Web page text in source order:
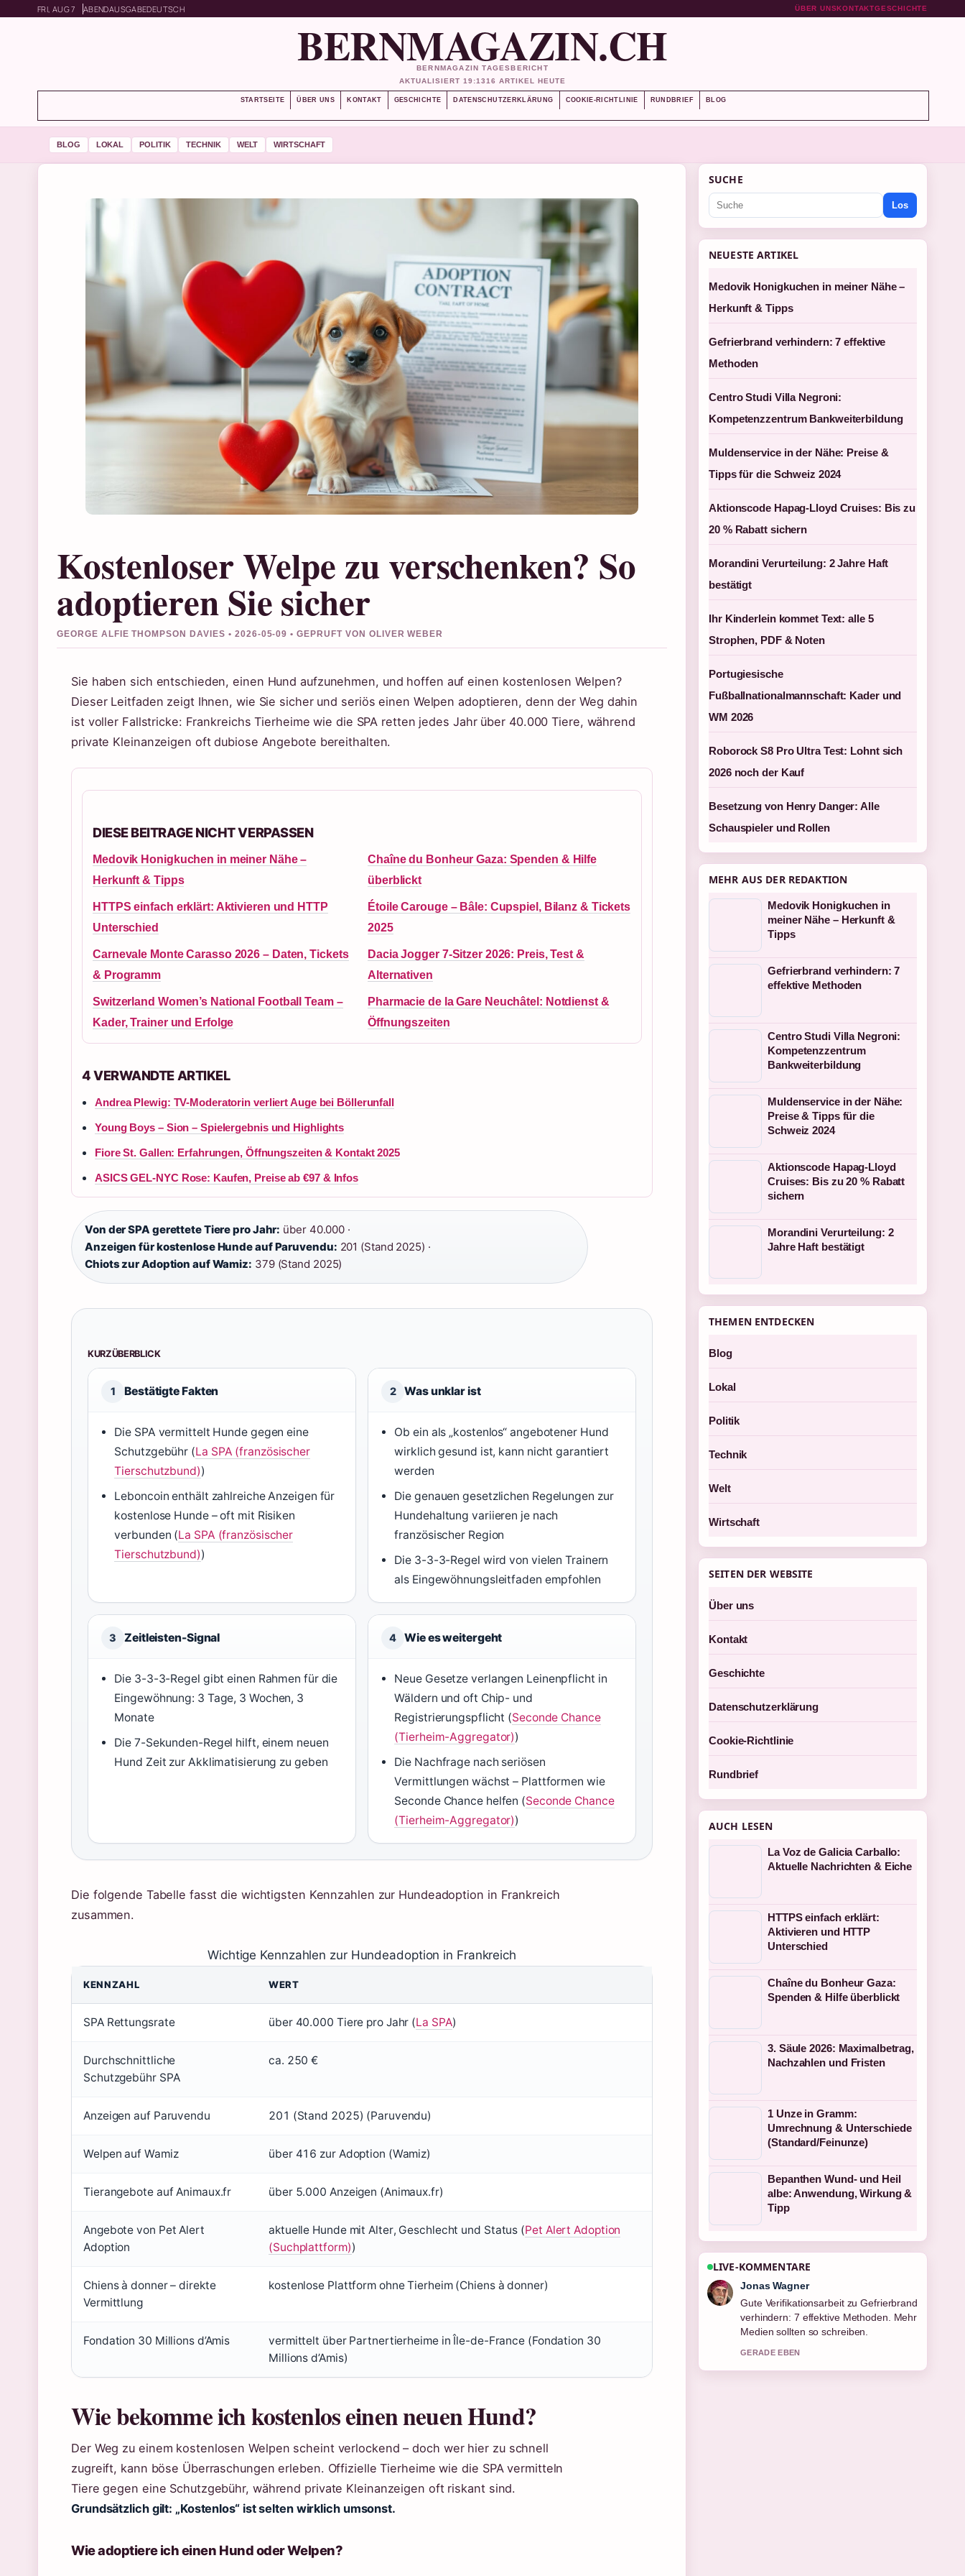
FRI, AUG 7 ABENDAUSGABEDEUTSCH ÜBER UNSKONTAKTGESCHICHTE
BERNMAGAZIN.CH
BERNMAGAZIN TAGESBERICHT
AKTUALISIERT 19:1316 ARTIKEL HEUTE
STARTSEITE ÜBER UNS KONTAKT GESCHICHTE DATENSCHUTZERKLÄRUNG COOKIE-RICHTLINIE RUNDBRIEF BLOG
BLOG LOKAL POLITIK TECHNIK WELT WIRTSCHAFT
Kostenloser Welpe zu verschenken? So
adoptieren Sie sicher
GEORGE ALFIE THOMPSON DAVIES • 2026-05-09 • GEPRUFT VON OLIVER WEBER
Sie haben sich entschieden, einen Hund aufzunehmen, und hoffen auf einen kostenlosen Welpen?
Dieser Leitfaden zeigt Ihnen, wie Sie sicher und seriös einen Welpen adoptieren, denn der Weg dahin
ist voller Fallstricke: Frankreichs Tierheime wie die SPA retten jedes Jahr über 40.000 Tiere, während
private Kleinanzeigen oft dubiose Angebote bereithalten.
DIESE BEITRAGE NICHT VERPASSEN
Medovik Honigkuchen in meiner Nähe –
Herkunft & Tipps
Chaîne du Bonheur Gaza: Spenden & Hilfe
überblickt
HTTPS einfach erklärt: Aktivieren und HTTP
Unterschied
Étoile Carouge – Bâle: Cupspiel, Bilanz & Tickets
2025
Carnevale Monte Carasso 2026 – Daten, Tickets
& Programm
Dacia Jogger 7-Sitzer 2026: Preis, Test &
Alternativen
Switzerland Women’s National Football Team –
Kader, Trainer und Erfolge
Pharmacie de la Gare Neuchâtel: Notdienst &
Öffnungszeiten
4 VERWANDTE ARTIKEL
Andrea Plewig: TV-Moderatorin verliert Auge bei Böllerunfall
Young Boys – Sion – Spielergebnis und Highlights
Fiore St. Gallen: Erfahrungen, Öffnungszeiten & Kontakt 2025
ASICS GEL-NYC Rose: Kaufen, Preise ab €97 & Infos
Von der SPA gerettete Tiere pro Jahr: über 40.000 ·
Anzeigen für kostenlose Hunde auf Paruvendu: 201 (Stand 2025) ·
Chiots zur Adoption auf Wamiz: 379 (Stand 2025)
KURZÜBERBLICK
1 Bestätigte Fakten
Die SPA vermittelt Hunde gegen eine
Schutzgebühr (La SPA (französischer
Tierschutzbund))
Leboncoin enthält zahlreiche Anzeigen für
kostenlose Hunde – oft mit Risiken
verbunden (La SPA (französischer
Tierschutzbund))
2 Was unklar ist
Ob ein als „kostenlos“ angebotener Hund
wirklich gesund ist, kann nicht garantiert
werden
Die genauen gesetzlichen Regelungen zur
Hundehaltung variieren je nach
französischer Region
Die 3-3-3-Regel wird von vielen Trainern
als Eingewöhnungsleitfaden empfohlen
3 Zeitleisten-Signal
Die 3-3-3-Regel gibt einen Rahmen für die
Eingewöhnung: 3 Tage, 3 Wochen, 3
Monate
Die 7-Sekunden-Regel hilft, einem neuen
Hund Zeit zur Akklimatisierung zu geben
4 Wie es weitergeht
Neue Gesetze verlangen Leinenpflicht in
Wäldern und oft Chip- und
Registrierungspflicht (Seconde Chance
(Tierheim-Aggregator))
Die Nachfrage nach seriösen
Vermittlungen wächst – Plattformen wie
Seconde Chance helfen (Seconde Chance
(Tierheim-Aggregator))
Die folgende Tabelle fasst die wichtigsten Kennzahlen zur Hundeadoption in Frankreich
zusammen.
Wichtige Kennzahlen zur Hundeadoption in Frankreich
KENNZAHL WERT
SPA Rettungsrate über 40.000 Tiere pro Jahr (La SPA)
Durchschnittliche
Schutzgebühr SPA
ca. 250 €
Anzeigen auf Paruvendu 201 (Stand 2025) (Paruvendu)
Welpen auf Wamiz über 416 zur Adoption (Wamiz)
Tierangebote auf Animaux.fr über 5.000 Anzeigen (Animaux.fr)
Angebote von Pet Alert
Adoption
aktuelle Hunde mit Alter, Geschlecht und Status (Pet Alert Adoption
(Suchplattform))
Chiens à donner – direkte
Vermittlung
kostenlose Plattform ohne Tierheim (Chiens à donner)
Fondation 30 Millions d’Amis
vermittelt über Partnertierheime in Île-de-France (Fondation 30
Millions d’Amis)
Wie bekomme ich kostenlos einen neuen Hund?
Der Weg zu einem kostenlosen Welpen scheint verlockend – doch wer hier zu schnell
zugreift, kann böse Überraschungen erleben. Offizielle Tierheime wie die SPA vermitteln
Tiere gegen eine Schutzgebühr, während private Kleinanzeigen oft riskant sind.
Grundsätzlich gilt: „Kostenlos“ ist selten wirklich umsonst.
Wie adoptiere ich einen Hund oder Welpen?
SUCHE
Los
NEUESTE ARTIKEL
Medovik Honigkuchen in meiner Nähe –
Herkunft & Tipps
Gefrierbrand verhindern: 7 effektive
Methoden
Centro Studi Villa Negroni:
Kompetenzzentrum Bankweiterbildung
Muldenservice in der Nähe: Preise &
Tipps für die Schweiz 2024
Aktionscode Hapag-Lloyd Cruises: Bis zu
20 % Rabatt sichern
Morandini Verurteilung: 2 Jahre Haft
bestätigt
Ihr Kinderlein kommet Text: alle 5
Strophen, PDF & Noten
Portugiesische
Fußballnationalmannschaft: Kader und
WM 2026
Roborock S8 Pro Ultra Test: Lohnt sich
2026 noch der Kauf
Besetzung von Henry Danger: Alle
Schauspieler und Rollen
MEHR AUS DER REDAKTION
Medovik Honigkuchen in
meiner Nähe – Herkunft &
Tipps
Gefrierbrand verhindern: 7
effektive Methoden
Centro Studi Villa Negroni:
Kompetenzzentrum
Bankweiterbildung
Muldenservice in der Nähe:
Preise & Tipps für die
Schweiz 2024
Aktionscode Hapag-Lloyd
Cruises: Bis zu 20 % Rabatt
sichern
Morandini Verurteilung: 2
Jahre Haft bestätigt
THEMEN ENTDECKEN
Blog
Lokal
Politik
Technik
Welt
Wirtschaft
SEITEN DER WEBSITE
Über uns
Kontakt
Geschichte
Datenschutzerklärung
Cookie-Richtlinie
Rundbrief
AUCH LESEN
La Voz de Galicia Carballo:
Aktuelle Nachrichten & Eiche
HTTPS einfach erklärt:
Aktivieren und HTTP
Unterschied
Chaîne du Bonheur Gaza:
Spenden & Hilfe überblickt
3. Säule 2026: Maximalbetrag,
Nachzahlen und Fristen
1 Unze in Gramm:
Umrechnung & Unterschiede
(Standard/Feinunze)
Bepanthen Wund- und Heil
albe: Anwendung, Wirkung &
Tipp
LIVE-KOMMENTARE
Lena Schmidt
Starke Einordnung zu Centro Studi Villa
Negroni: Kompetenzzentrum
Bankweiterbildung. Das ist die klarste